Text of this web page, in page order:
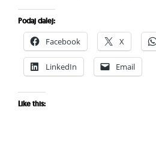
Podaj dalej:
Facebook X
LinkedIn Email
Like this: